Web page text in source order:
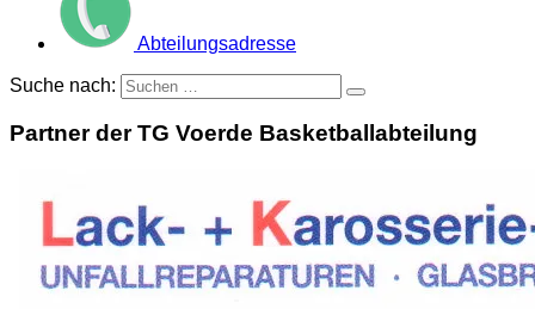
Abteilungsadresse
Suche nach:
Partner der TG Voerde Basketballabteilung